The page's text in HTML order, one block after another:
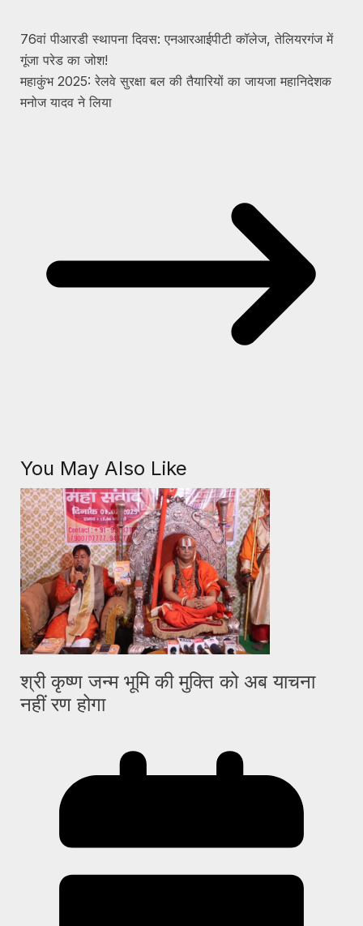
76वां पीआरडी स्थापना दिवस: एनआरआईपीटी कॉलेज, तेलियरगंज में
गूंजा परेड का जोश!
महाकुंभ 2025: रेलवे सुरक्षा बल की तैयारियों का जायजा महानिदेशक
मनोज यादव ने लिया
You May Also Like
श्री कृष्ण जन्म भूमि की मुक्ति को अब याचना
नहीं रण होगा